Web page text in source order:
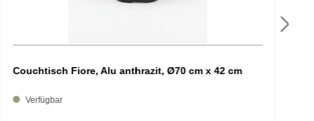
Couchtisch Fiore, Alu anthrazit, Ø70 cm x 42 cm
Verfügbar